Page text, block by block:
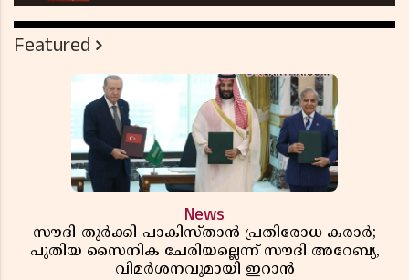
Featured
News
സൗദി-തുർക്കി-പാകിസ്താൻ പ്രതിരോധ കരാർ;
പുതിയ സൈനിക ചേരിയല്ലെന്ന് സൗദി അറേബ്യ,
വിമർശനവുമായി ഇറാൻ